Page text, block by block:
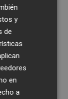
y
de
en
a